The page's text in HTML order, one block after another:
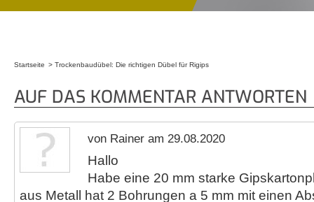
Startseite Trockenbaudübel: Die richtigen Dübel für Rigips
AUF DAS KOMMENTAR ANTWORTEN
von Rainer am 29.08.2020
Hallo
Habe eine 20 mm starke
aus Metall hat 2 Bohrungen a 5 mm mit einen